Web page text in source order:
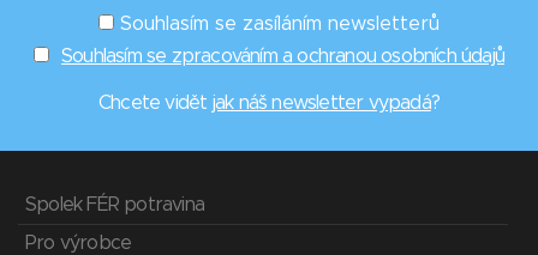
Souhlasím se zasíláním newsletterů
Souhlasím se zpracováním a ochranou osobních údajů
Chcete vidět jak náš newsletter vypadá?
Spolek FÉR potravina
Pro výrobce